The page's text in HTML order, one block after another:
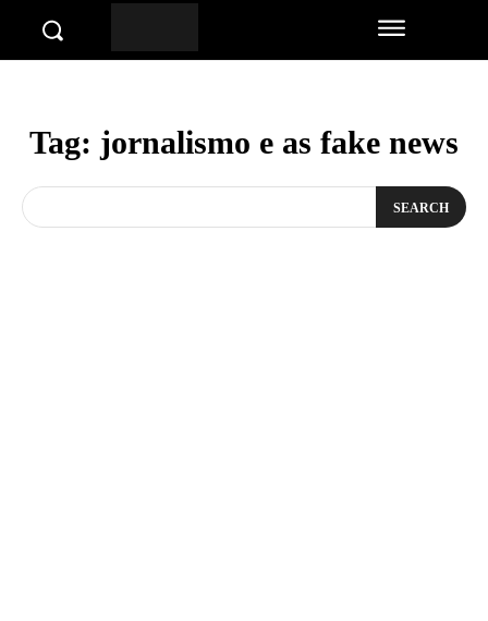
Tag: jornalismo e as fake news
SEARCH